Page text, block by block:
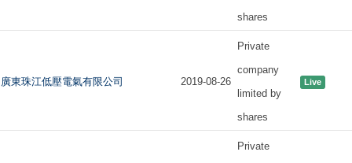
shares
廣東珠江低壓電氣有限公司 2019-08-26
Private
company
limited by
shares
Live
Private